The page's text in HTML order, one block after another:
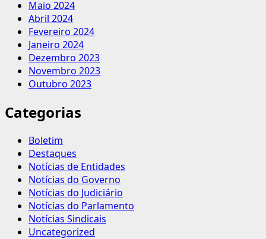
Maio 2024
Abril 2024
Fevereiro 2024
Janeiro 2024
Dezembro 2023
Novembro 2023
Outubro 2023
Categorias
Boletim
Destaques
Notícias de Entidades
Notícias do Governo
Notícias do Judiciário
Notícias do Parlamento
Notícias Sindicais
Uncategorized